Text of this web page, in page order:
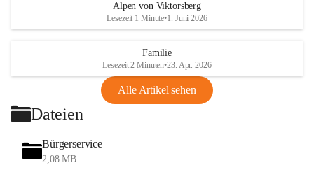
Alpen von Viktorsberg
Lesezeit 1 Minute•1. Juni 2026
Familie
Lesezeit 2 Minuten•23. Apr. 2026
Alle Artikel sehen
Dateien
Bürgerservice
2,08 MB